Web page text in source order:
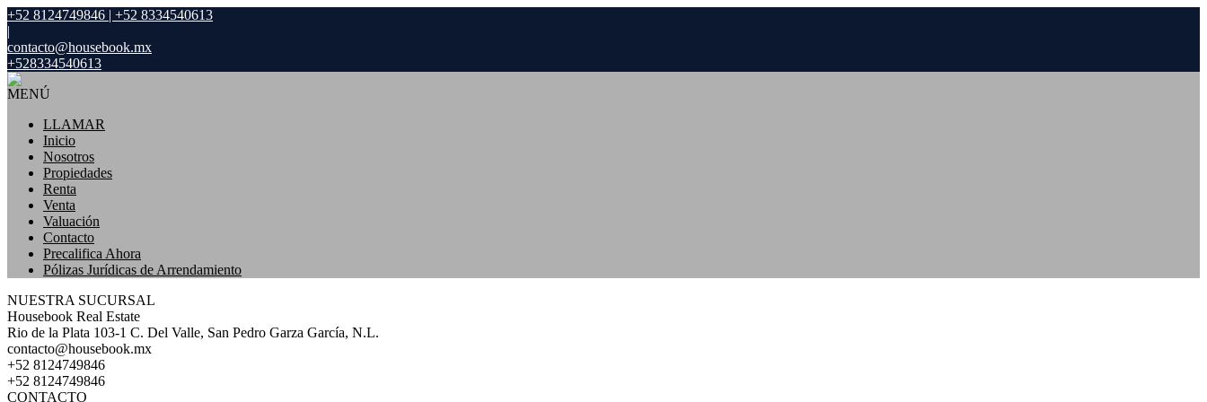
+52 8124749846 | +52 8334540613
|
contacto@housebook.mx
+528334540613
MENÚ
LLAMAR
Inicio
Nosotros
Propiedades
Renta
Venta
Valuación
Contacto
Precalifica Ahora
Pólizas Jurídicas de Arrendamiento
NUESTRA SUCURSAL
Housebook Real Estate
Rio de la Plata 103-1 C. Del Valle, San Pedro Garza García, N.L.
contacto@housebook.mx
+52 8124749846
+52 8124749846
CONTACTO